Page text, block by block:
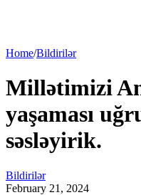
Home/Bildirilər
Millətimizi
yaşaması
səsləyirik.
Bildirilər
February 21, 2024